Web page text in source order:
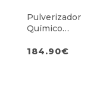
Pulverizador
Químico
M12
184.90€